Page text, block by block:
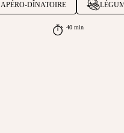
APÉRO-DÎNATOIRE
40 min